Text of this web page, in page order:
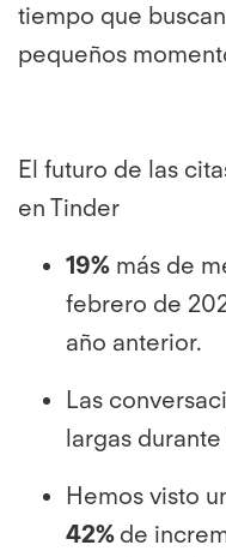
tiempo que
pequeños
El futuro de las
en Tinder
19% más de
febrero de
año anterior.
Las
largas
Hemos visto
42% de